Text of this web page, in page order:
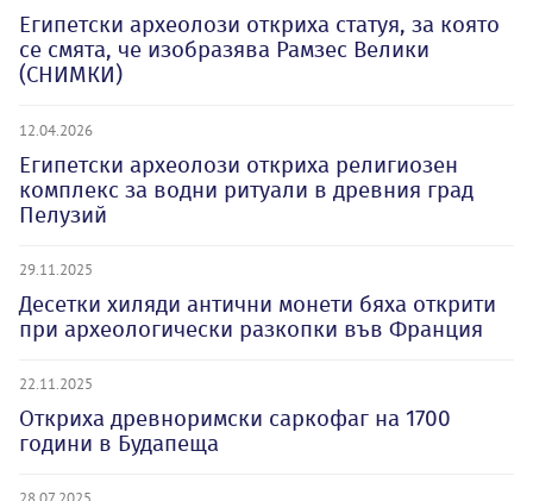
Египетски археолози откриха статуя, за която
се смята, че изобразява Рамзес Велики
(СНИМКИ)
12.04.2026
Египетски археолози откриха религиозен
комплекс за водни ритуали в древния град
Пелузий
29.11.2025
Десетки хиляди антични монети бяха открити
при археологически разкопки във Франция
22.11.2025
Откриха древноримски саркофаг на 1700
години в Будапеща